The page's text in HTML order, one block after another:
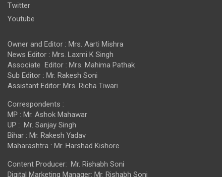
Twitter
Youtube
Owner and Editor : Mrs. Aarti Mishra
News Editor : Mrs. Laxmi K Singh
Associate Editor : Mrs. Mahima Pathak
Sub Editor : Mr. Rakesh Soni
Assistant Editor: Mrs. Richa Tiwari
Correspondents :
MP : Mr. Ashok Mahawar
UP : Mr. Sanjay Singh
Bihar : Mr. Rakesh Yadav
Maharashtra : Mr. Harshad Kishore
Content Producer: Mr. Rishabh Soni
Digital Marketing Manager: Mr. Rishabh Soni